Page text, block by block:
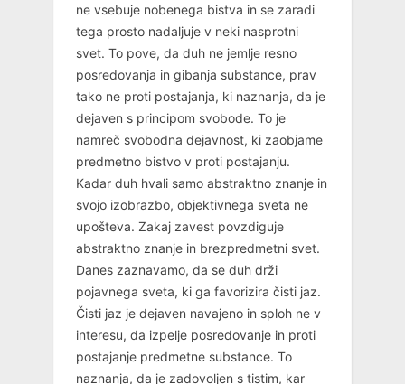
ne vsebuje nobenega bistva in se zaradi
tega prosto nadaljuje v neki nasprotni
svet. To pove, da duh ne jemlje resno
posredovanja in gibanja substance, prav
tako ne proti postajanja, ki naznanja, da je
dejaven s principom svobode. To je
namreč svobodna dejavnost, ki zaobjame
predmetno bistvo v proti postajanju.
Kadar duh hvali samo abstraktno znanje in
svojo izobrazbo, objektivnega sveta ne
upošteva. Zakaj zavest povzdiguje
abstraktno znanje in brezpredmetni svet.
Danes zaznavamo, da se duh drži
pojavnega sveta, ki ga favorizira čisti jaz.
Čisti jaz je dejaven navajeno in sploh ne v
interesu, da izpelje posredovanje in proti
postajanje predmetne substance. To
naznanja, da je zadovoljen s tistim, kar